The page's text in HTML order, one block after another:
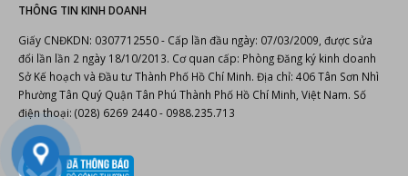
THÔNG TIN KINH DOANH
Giấy CNĐKDN: 0307712550 - Cấp lần đầu ngày: 07/03/2009, được sửa
đổi lần lần 2 ngày 18/10/2013. Cơ quan cấp: Phòng Đăng ký kinh doanh
Sở Kế hoạch và Đầu tư Thành Phố Hồ Chí Minh. Địa chỉ: 406 Tân Sơn Nhì
Phường Tân Quý Quận Tân Phú Thành Phố Hồ Chí Minh, Việt Nam. Số
điện thoại: (028) 6269 2440 - 0988.235.713